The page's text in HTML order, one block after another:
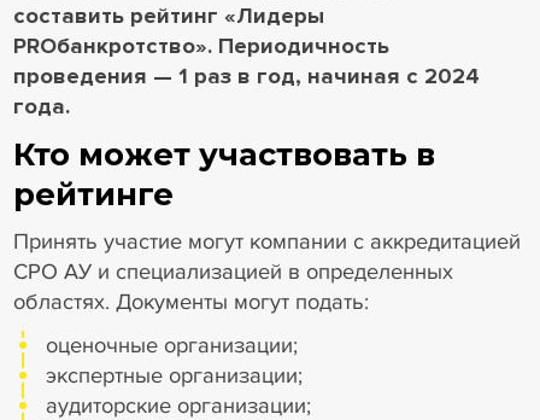
составить рейтинг «Лидеры
PROбанкротство». Периодичность
проведения — 1 раз в год, начиная с 2024
года.
Кто может участвовать в
рейтинге
Принять участие могут компании с аккредитацией
СРО АУ и специализацией в определенных
областях. Документы могут подать:
оценочные организации;
экспертные организации;
аудиторские организации;